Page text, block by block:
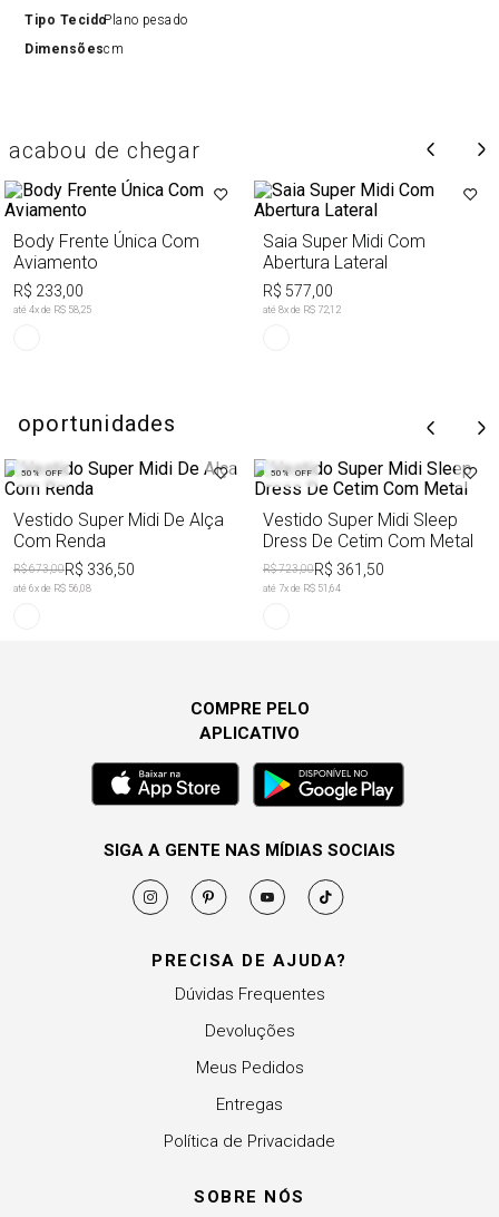
Tipo TecidoPlano pesado
Dimensõescm
acabou de chegar
Body Frente Única Com
Aviamento
R$ 233,00
até 4x de R$ 58,25
Saia Super Midi Com
Abertura Lateral
R$ 577,00
até 8x de R$ 72,12
oportunidades
50% OFF
Vestido Super Midi De Alça
Com Renda
R$ 673,00R$ 336,50
até 6x de R$ 56,08
50% OFF
Vestido Super Midi Sleep
Dress De Cetim Com Metal
R$ 723,00R$ 361,50
até 7x de R$ 51,64
PRECISA DE AJUDA?
Dúvidas Frequentes
Devoluções
Meus Pedidos
Entregas
Política de Privacidade
SOBRE NÓS
COMPRE PELO
APLICATIVO
SIGA A GENTE NAS MÍDIAS SOCIAIS